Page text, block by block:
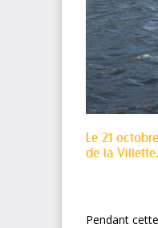
Le 21
de la Villette.
Pendant